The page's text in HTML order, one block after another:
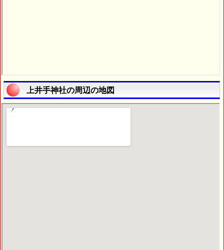
上井手神社の周辺の地図